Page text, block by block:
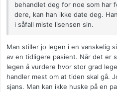
behandlet deg for noe som har
dere, kan han ikke date deg.
i såfall miste lisensen sin.
Man stiller jo legen i en vanskelig
av en tidligere pasient. Når det er
legen å vurdere hvor stor grad
handler mest om at tiden skal gå.
sjans. Man kan ikke huske på en